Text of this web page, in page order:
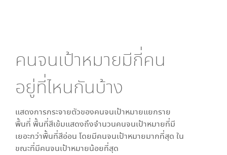
คนจนเป้าหมายมีกี่คน
อยู่ที่ไหนกันบ้าง
แสดงการกระจายตัวของคนจนเป้าหมายแยกราย
พื้นที่ พื้นที่สีเข้มแสดงถึงจำนวนคนจนเป้าหมายที่มี
เยอะกว่าพื้นที่สีอ่อน โดยมีคนจนเป้าหมายมากที่สุด ใน
ขณะที่มีคนจนเป้าหมายน้อยที่สุด